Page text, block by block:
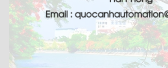
Email :